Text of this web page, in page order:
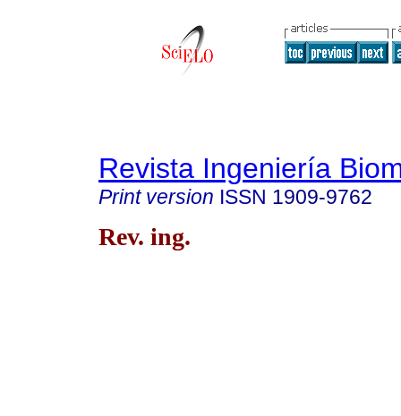
Revista Ingeniería
Print version ISSN 1909-9762
Rev. ing.